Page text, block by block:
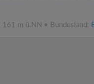
m ü.NN • Bundesland: